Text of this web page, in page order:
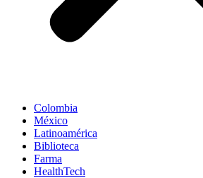
Colombia
México
Latinoamérica
Biblioteca
Farma
HealthTech